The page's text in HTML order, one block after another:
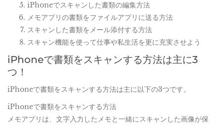
iPhoneでスキャンした書類の編集方法
メモアプリの書類をファイルアプリに送る方法
スキャンした書類をメール添付する方法
スキャン機能を使って仕事や私生活を更に充実させよう
iPhoneで書類をスキャンする方法は主に3
つ！
iPhoneで書類をスキャンする方法は主に以下の3つです。
iPhoneで書類をスキャンする方法
メモアプリは、文字入力したメモと一緒にスキャンした画像が保